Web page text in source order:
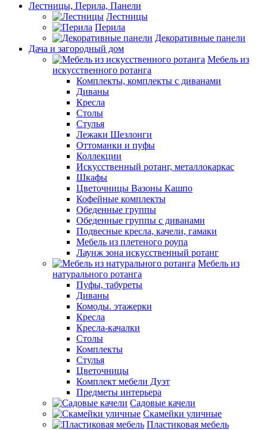
Лестницы, Перила, Панели
Лестницы
Перила
Декоративные панели
Дача и загородный дом
Мебель из
искусственного ротанга
Комплекты, комплекты с диванами
Диваны
Кресла
Столы
Стулья
Лежаки Шезлонги
Оттоманки и пуфы
Коллекции
Искусственный ротанг, металлокаркас
Шкафы
Цветочницы Вазоны Кашпо
Кофейные комплекты
Обеденные группы
Обеденные группы с диванами
Подвесные кресла, качели, гамаки
Мебель из плетеного роупа
Лаунж зона искусственный ротанг
Мебель из
натурального ротанга
Пуфы, табуреты
Диваны
Комоды. этажерки
Кресла
Кресла-качалки
Столы
Комплекты
Стулья
Цветочницы
Комплект мебели Дуэт
Предметы интерьера
Садовые качели
Скамейки уличные
Пластиковая мебель